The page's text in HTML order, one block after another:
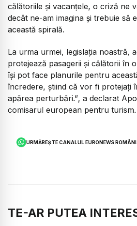
călătoriile și vacanțele, o criză ne
decât ne-am imagina și trebuie să
această spirală.
La urma urmei, legislația noastră,
protejează pasagerii și călătorii în
își pot face planurile pentru
încredere, știind că vor fi protejați
apărea perturbări.”, a declarat
comisarul european pentru turism.
URMĂREȘTE CANALUL EURONEWS
TE-AR PUTEA